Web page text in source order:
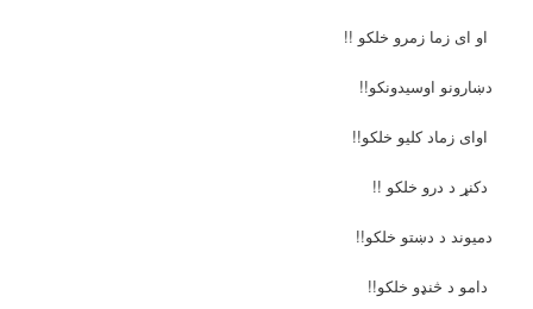
او ای زما زمرو خلکو !!
دښارونو اوسیدونکو!!
اوای زماد کلیو خلکو!!
دکنړ د درو خلکو !!
دمیوند د دښتو خلکو!!
دامو د څنډو خلکو!!